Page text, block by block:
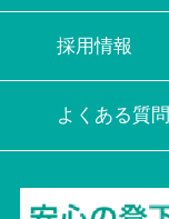
採用情報
よくある質問